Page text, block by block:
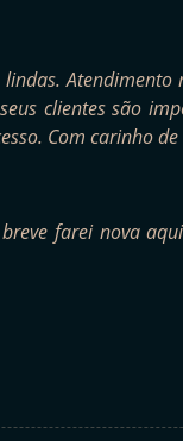
Atendimento
clientes são
Com carinho
farei nova